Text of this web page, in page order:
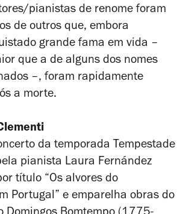
pianistas de renome foram
de outros que, embora
grande fama em vida –
que a de alguns dos nomes
–, foram rapidamente
a morte.
da temporada Tempestade
pianista Laura Fernández
título “Os alvores do
Portugal” e emparelha obras do